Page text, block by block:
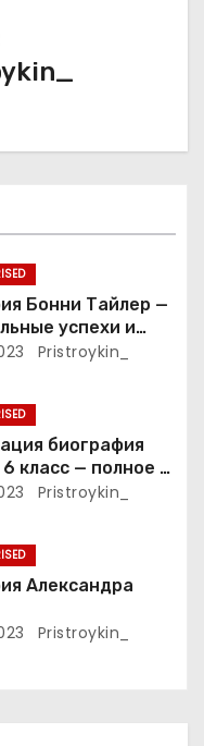
Бонни Тайлер —
успехи и
подробности
Pristroykin_
биография
класс — полное и
описание жизни
Pristroykin_
Александра
Pristroykin_